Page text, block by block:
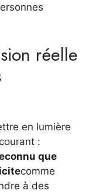
réelle
en lumière
:
que
comme
à des